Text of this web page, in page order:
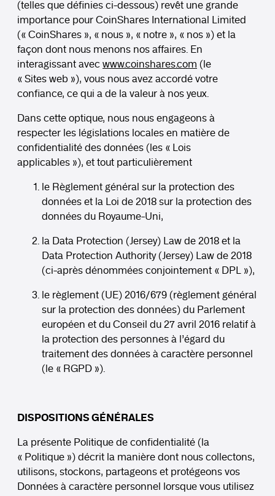
(telles que définies ci-dessous) revêt une grande
importance pour CoinShares International Limited
(« CoinShares », « nous », « notre », « nos ») et la
façon dont nous menons nos affaires. En
interagissant avec www.coinshares.com (le
« Sites web »), vous nous avez accordé votre
confiance, ce qui a de la valeur à nos yeux.
Dans cette optique, nous nous engageons à
respecter les législations locales en matière de
confidentialité des données (les « Lois
applicables »), et tout particulièrement
le Règlement général sur la protection des
données et la Loi de 2018 sur la protection des
données du Royaume-Uni,
la Data Protection (Jersey) Law de 2018 et la
Data Protection Authority (Jersey) Law de 2018
(ci-après dénommées conjointement « DPL »),
le règlement (UE) 2016/679 (règlement général
sur la protection des données) du Parlement
européen et du Conseil du 27 avril 2016 relatif à
la protection des personnes à l’égard du
traitement des données à caractère personnel
(le « RGPD »).
DISPOSITIONS GÉNÉRALES
La présente Politique de confidentialité (la
« Politique ») décrit la manière dont nous collectons,
utilisons, stockons, partageons et protégeons vos
Données à caractère personnel lorsque vous utilisez